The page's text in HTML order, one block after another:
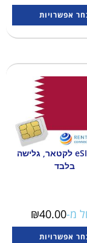
אפשרויות
סים/eSIM לקטאר, גלישה
בלבד
מ- ₪40.00
אפשרויות